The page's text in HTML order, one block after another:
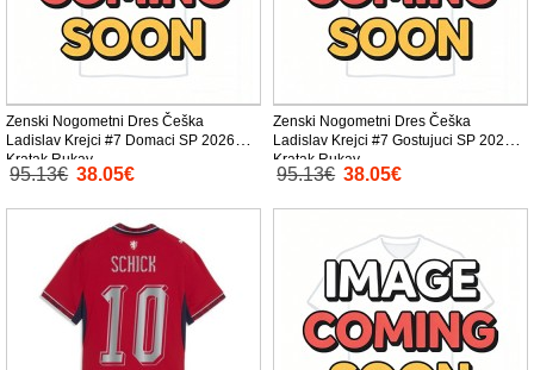
Zenski Nogometni Dres Češka
Ladislav Krejci #7 Domaci SP 2026
Kratak Rukav
95.13€ 38.05€
Zenski Nogometni Dres Češka
Ladislav Krejci #7 Gostujuci SP 2026
Kratak Rukav
95.13€ 38.05€